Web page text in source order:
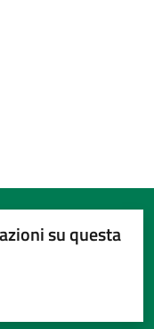
su questa